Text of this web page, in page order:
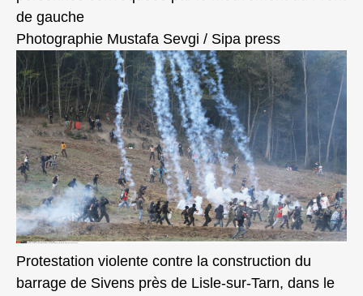
de gauche
Photographie Mustafa Sevgi / Sipa press
Protestation violente contre la construction du
barrage de Sivens près de Lisle-sur-Tarn, dans le